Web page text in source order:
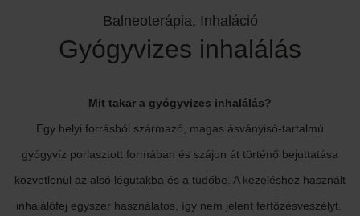
Balneoterápia, Inhaláció
Gyógyvizes inhalálás
Mit takar a gyógyvizes inhalálás?
Egy helyi forrásból származó, magas ásványisó-tartalmú
gyógyvíz porlasztott formában és szájon át történő bejuttatása
közvetlenül az alsó légutakba és a tüdőbe. A kezeléshez használt
inhalálófej egyszer használatos, így nem jelent fertőzésveszélyt.